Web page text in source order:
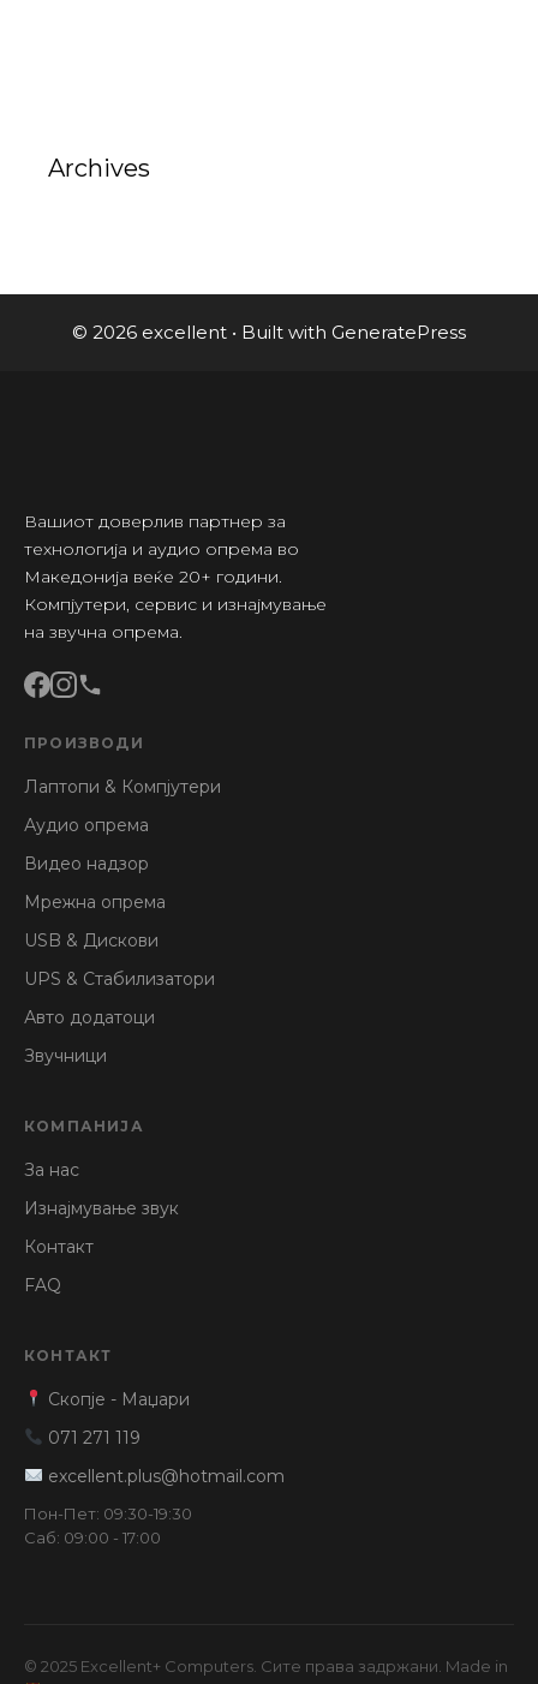
Archives
© 2026 excellent • Built with GeneratePress
Вашиот доверлив партнер за
технологија и аудио опрема во
Македонија веќе 20+ години.
Компјутери, сервис и изнајмување
на звучна опрема.
ПРОИЗВОДИ
Лаптопи & Компјутери
Аудио опрема
Видео надзор
Мрежна опрема
USB & Дискови
UPS & Стабилизатори
Авто додатоци
Звучници
КОМПАНИЈА
За нас
Изнајмување звук
Контакт
FAQ
КОНТАКТ
Скопје - Маџари
071 271 119
excellent.plus@hotmail.com
Пон-Пет: 09:30-19:30
Саб: 09:00 - 17:00
© 2025 Excellent+ Computers. Сите права задржани. Made in